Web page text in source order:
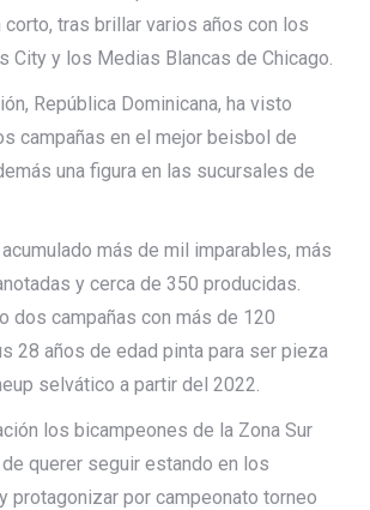
corto, tras brillar varios años con los
City y los Medias Blancas de Chicago.
República Dominicana, ha visto
campañas en el mejor beisbol de
una figura en las sucursales de
más de mil imparables, más
y cerca de 350 producidas.
dos campañas con más de 120
28 años de edad pinta para ser pieza
selvático a partir del 2022.
los bicampeones de la Zona Sur
querer seguir estando en los
protagonizar por campeonato torneo